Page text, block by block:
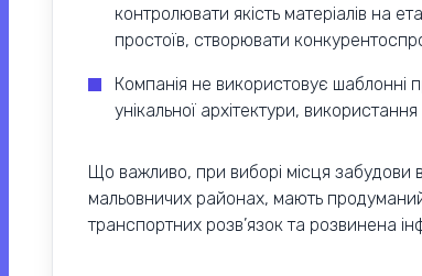
контролювати якість матеріалів на
простоїв, створювати
Компанія не використовує шаблонні
унікальної архітектури,
Що важливо, при виборі місця забудови
мальовничих районах, мають продуманий
транспортних розв’язок та розвинена